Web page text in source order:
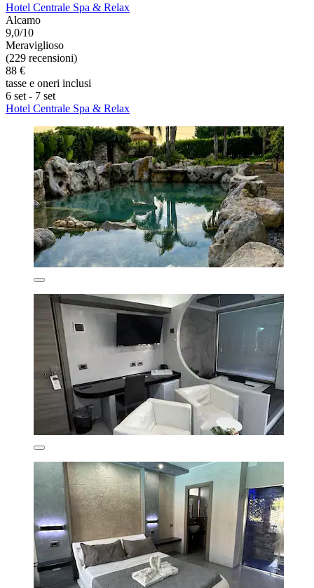
Hotel Centrale Spa & Relax
Alcamo
9,0/10
Meraviglioso
(229 recensioni)
88 €
tasse e oneri inclusi
6 set - 7 set
Hotel Centrale Spa & Relax